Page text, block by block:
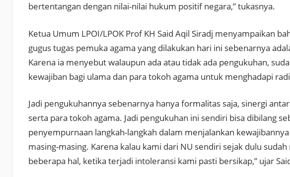
bertentangan dengan nilai-nilai hukum positif negara,” tukasnya.
Ketua Umum LPOI/LPOK Prof KH Said Aqil Siradj menyampaikan
gugus tugas pemuka agama yang dilakukan hari ini sebenarnya
Karena ia menyebut walaupun ada atau tidak ada pengukuhan,
kewajiban bagi ulama dan para tokoh agama untuk menghadapi
Jadi pengukuhannya sebenarnya hanya formalitas saja, sinergi
serta para tokoh agama. Jadi pengukuhan ini sendiri bisa dibilang
penyempurnaan langkah-langkah dalam menjalankan
masing-masing. Karena kalau kami dari NU sendiri sejak dulu
beberapa hal, ketika terjadi intoleransi kami pasti bersikap,” ujar